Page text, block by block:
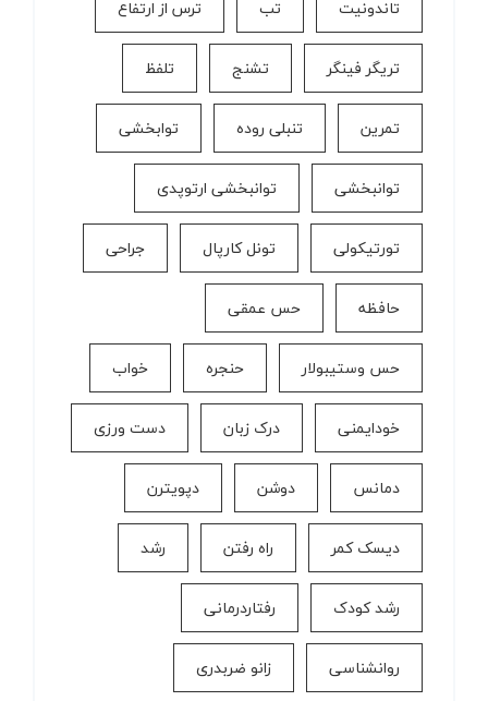
تاندونیت تب ترس از ارتفاع
تریگر فینگر تشنج تلفظ
تمرین تنبلی روده توابخشی
توانبخشی توانبخشی ارتوپدی
تورتیکولی تونل کارپال جراحی
حافظه حس عمقی
حس وستیبولار حنجره خواب
خودایمنی درک زبان دست ورزی
دمانس دوشن دپویترن
دیسک کمر راه رفتن رشد
رشد کودک رفتاردرمانی
روانشناسی زانو ضربدری